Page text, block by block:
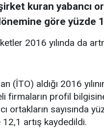
kuran yabancı
göre yüzde
2016 yılında da
aldığı 2016
firmaların profil
sayısında
12,1 artış kaydedildi.